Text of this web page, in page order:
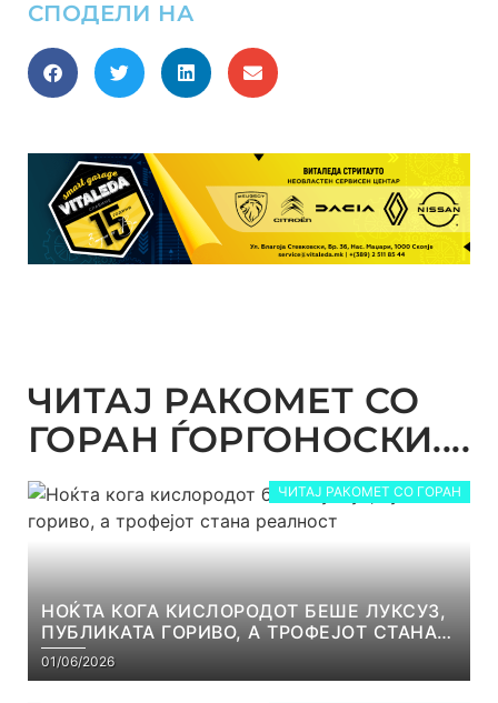
СПОДЕЛИ НА
ЧИТАЈ РАКОМЕТ СО
ГОРАН ЃОРГОНОСКИ....
ЧИТАЈ РАКОМЕТ СО ГОРАН
НОЌТА КОГА КИСЛОРОДОТ БЕШЕ ЛУКСУЗ,
ПУБЛИКАТА ГОРИВО, А ТРОФЕЈОТ СТАНА
РЕАЛНОСТ
01/06/2026